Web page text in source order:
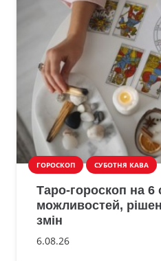
ГОРОСКОП СУБОТНЯ КАВА
Таро-гороскоп на 6
можливостей,
змін
6.08.26